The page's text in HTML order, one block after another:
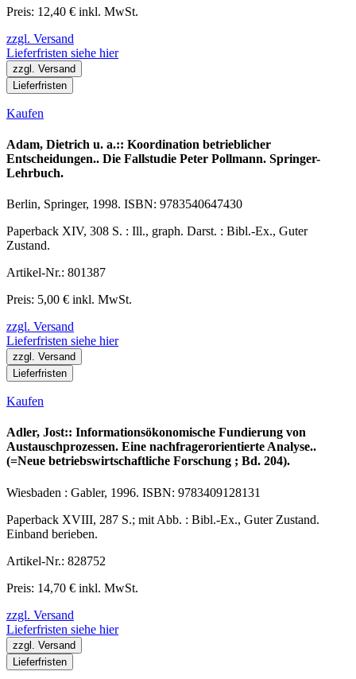
Preis: 12,40 € inkl. MwSt.
zzgl. Versand
Lieferfristen siehe hier
zzgl. Versand
Lieferfristen
Kaufen
Adam, Dietrich u. a.:: Koordination betrieblicher
Entscheidungen.. Die Fallstudie Peter Pollmann. Springer-
Lehrbuch.
Berlin, Springer, 1998. ISBN: 9783540647430
Paperback XIV, 308 S. : Ill., graph. Darst. : Bibl.-Ex., Guter
Zustand.
Artikel-Nr.: 801387
Preis: 5,00 € inkl. MwSt.
zzgl. Versand
Lieferfristen siehe hier
zzgl. Versand
Lieferfristen
Kaufen
Adler, Jost:: Informationsökonomische Fundierung von
Austauschprozessen. Eine nachfragerorientierte Analyse..
(=Neue betriebswirtschaftliche Forschung ; Bd. 204).
Wiesbaden : Gabler, 1996. ISBN: 9783409128131
Paperback XVIII, 287 S.; mit Abb. : Bibl.-Ex., Guter Zustand.
Einband berieben.
Artikel-Nr.: 828752
Preis: 14,70 € inkl. MwSt.
zzgl. Versand
Lieferfristen siehe hier
zzgl. Versand
Lieferfristen